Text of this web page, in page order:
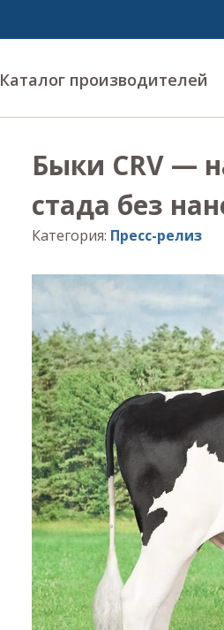
Каталог производителей
Быки CRV —
стада без
Категория: Пресс-релиз